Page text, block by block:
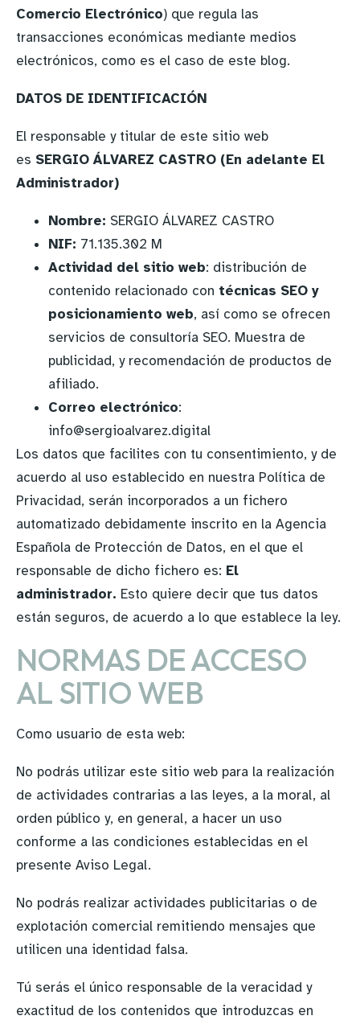
Comercio Electrónico) que regula las
transacciones económicas mediante medios
electrónicos, como es el caso de este blog.
DATOS DE IDENTIFICACIÓN
El responsable y titular de este sitio web
es SERGIO ÁLVAREZ CASTRO (En adelante El
Administrador)
Nombre: SERGIO ÁLVAREZ CASTRO
NIF: 71.135.302 M
Actividad del sitio web: distribución de
contenido relacionado con técnicas SEO y
posicionamiento web, así como se ofrecen
servicios de consultoría SEO. Muestra de
publicidad, y recomendación de productos de
afiliado.
Correo electrónico:
info@sergioalvarez.digital
Los datos que facilites con tu consentimiento, y de
acuerdo al uso establecido en nuestra Política de
Privacidad, serán incorporados a un fichero
automatizado debidamente inscrito en la Agencia
Española de Protección de Datos, en el que el
responsable de dicho fichero es: El
administrador. Esto quiere decir que tus datos
están seguros, de acuerdo a lo que establece la ley.
NORMAS DE ACCESO
AL SITIO WEB
Como usuario de esta web:
No podrás utilizar este sitio web para la realización
de actividades contrarias a las leyes, a la moral, al
orden público y, en general, a hacer un uso
conforme a las condiciones establecidas en el
presente Aviso Legal.
No podrás realizar actividades publicitarias o de
explotación comercial remitiendo mensajes que
utilicen una identidad falsa.
Tú serás el único responsable de la veracidad y
exactitud de los contenidos que introduzcas en